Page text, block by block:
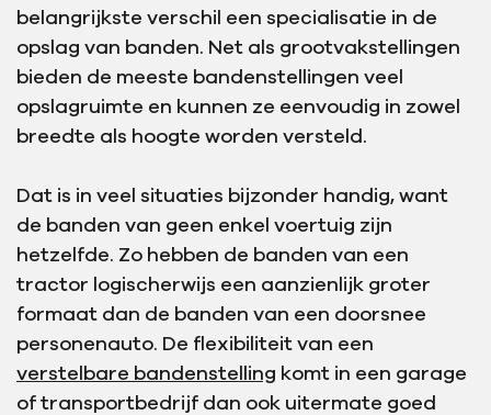
belangrijkste verschil een specialisatie in de
opslag van banden. Net als grootvakstellingen
bieden de meeste bandenstellingen veel
opslagruimte en kunnen ze eenvoudig in zowel
breedte als hoogte worden versteld.
Dat is in veel situaties bijzonder handig, want
de banden van geen enkel voertuig zijn
hetzelfde. Zo hebben de banden van een
tractor logischerwijs een aanzienlijk groter
formaat dan de banden van een doorsnee
personenauto. De flexibiliteit van een
verstelbare bandenstelling komt in een garage
of transportbedrijf dan ook uitermate goed